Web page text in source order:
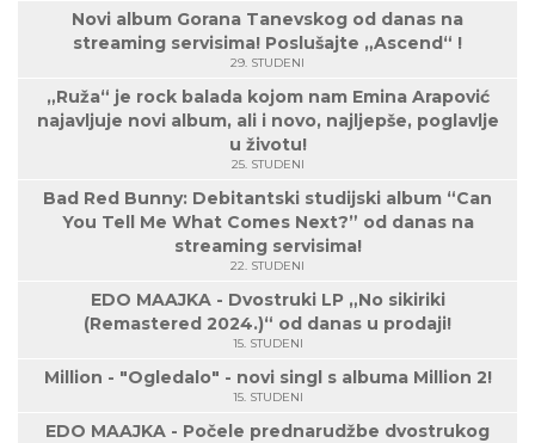
Novi album Gorana Tanevskog od danas na
streaming servisima! Poslušajte „Ascend“ !
29. STUDENI
„Ruža“ je rock balada kojom nam Emina Arapović
najavljuje novi album, ali i novo, najljepše, poglavlje
u životu!
25. STUDENI
Bad Red Bunny: Debitantski studijski album “Can
You Tell Me What Comes Next?” od danas na
streaming servisima!
22. STUDENI
EDO MAAJKA - Dvostruki LP „No sikiriki
(Remastered 2024.)“ od danas u prodaji!
15. STUDENI
Million - "Ogledalo" - novi singl s albuma Million 2!
15. STUDENI
EDO MAAJKA - Počele prednarudžbe dvostrukog